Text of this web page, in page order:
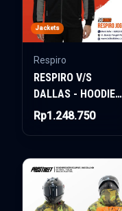
Jackets
Respiro
RESPIRO V/S
DALLAS - HOODIE
JACKET
Rp1.248.750